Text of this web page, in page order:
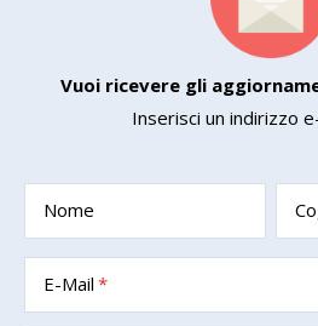
Vuoi ricevere gli
Inserisci un indirizzo
Nome
E-Mail